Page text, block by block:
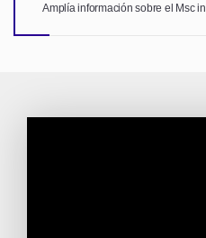
Amplía información sobre el Msc